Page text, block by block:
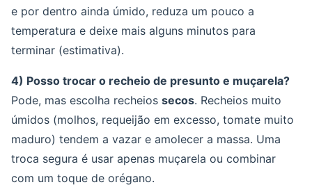
e por dentro ainda úmido, reduza um pouco a
temperatura e deixe mais alguns minutos para
terminar (estimativa).
4) Posso trocar o recheio de presunto e muçarela?
Pode, mas escolha recheios secos. Recheios muito
úmidos (molhos, requeijão em excesso, tomate muito
maduro) tendem a vazar e amolecer a massa. Uma
troca segura é usar apenas muçarela ou combinar
com um toque de orégano.